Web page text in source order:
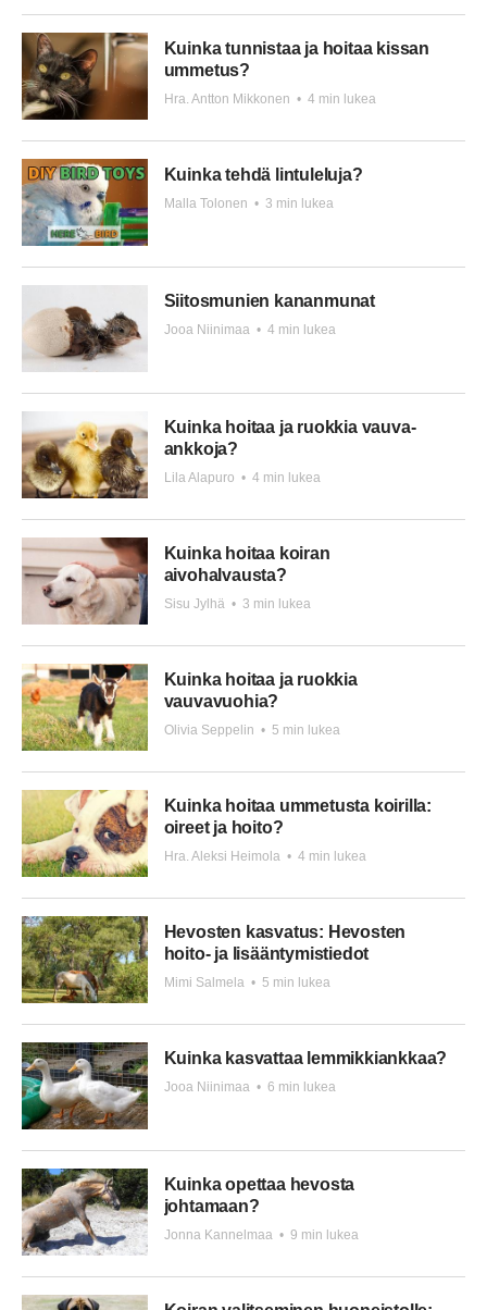
Kuinka tunnistaa ja hoitaa kissan
ummetus?
Hra. Antton Mikkonen • 4 min lukea
Kuinka tehdä lintuleluja?
Malla Tolonen • 3 min lukea
Siitosmunien kananmunat
Jooa Niinimaa • 4 min lukea
Kuinka hoitaa ja ruokkia vauva-
ankkoja?
Lila Alapuro • 4 min lukea
Kuinka hoitaa koiran
aivohalvausta?
Sisu Jylhä • 3 min lukea
Kuinka hoitaa ja ruokkia
vauvavuohia?
Olivia Seppelin • 5 min lukea
Kuinka hoitaa ummetusta koirilla:
oireet ja hoito?
Hra. Aleksi Heimola • 4 min lukea
Hevosten kasvatus: Hevosten
hoito- ja lisääntymistiedot
Mimi Salmela • 5 min lukea
Kuinka kasvattaa lemmikkiankkaa?
Jooa Niinimaa • 6 min lukea
Kuinka opettaa hevosta
johtamaan?
Jonna Kannelmaa • 9 min lukea